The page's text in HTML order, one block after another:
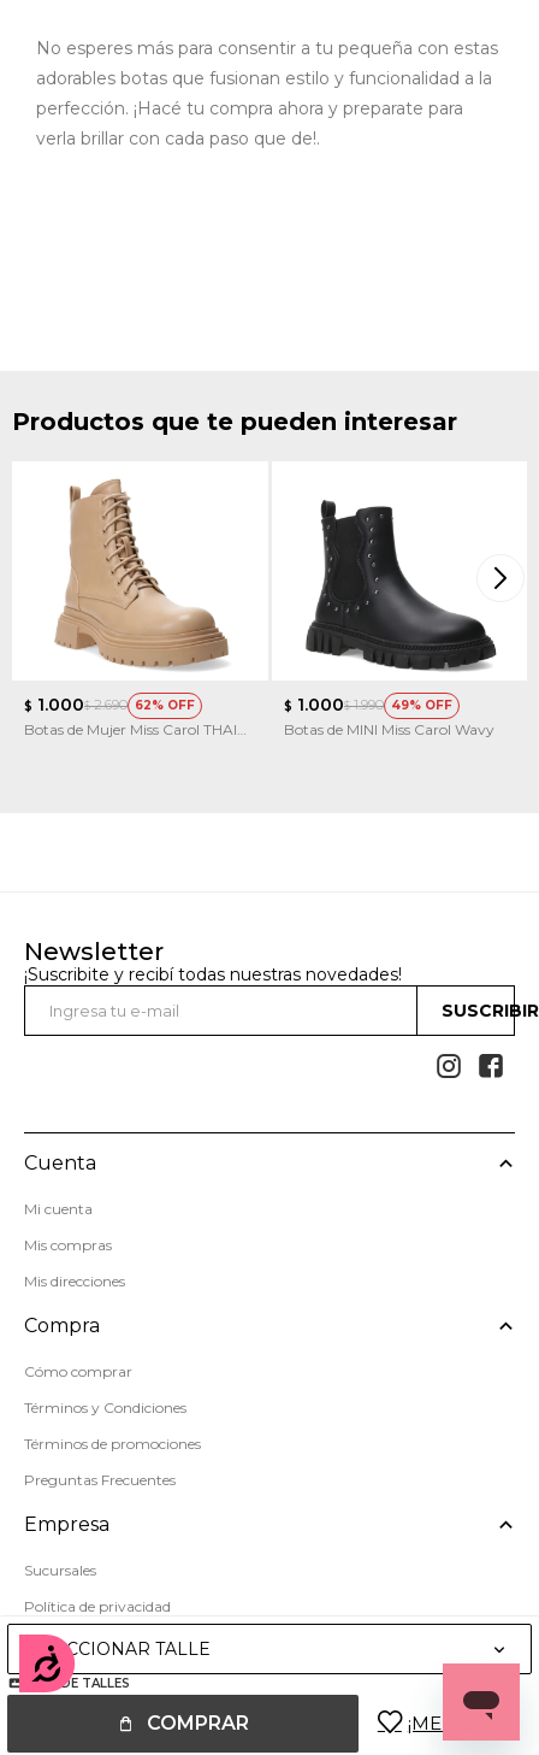
Accesibilidad
SELECCIONAR TALLE
GUÍA DE TALLES
COMPRAR
No esperes más para consentir a tu pequeña con estas
adorables botas que fusionan estilo y funcionalidad a la
perfección. ¡Hacé tu compra ahora y preparate para
verla brillar con cada paso que de!.
Productos que te pueden interesar
$ 1.000$ 2.690 62
Botas de Mujer Miss Carol THAI
$ 1.000$ 1.990 49
Botas de MINI Miss Carol Wavy
Newsletter
¡Suscribite y recibí todas nuestras novedades!
 
Cuenta
Mi cuenta
Mis compras
Mis direcciones
Compra
Cómo comprar
Términos y Condiciones
Términos de promociones
Preguntas Frecuentes
Empresa
Sucursales
Política de privacidad
Mapa del sitio